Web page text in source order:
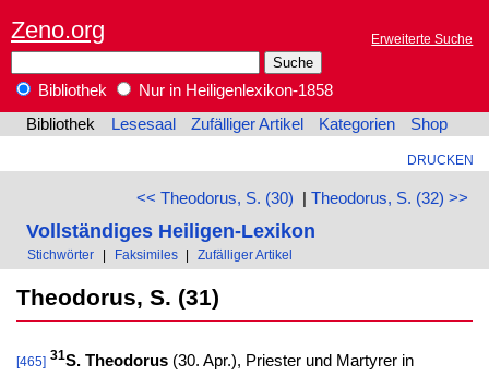
Zeno.org Erweiterte Suche
Bibliothek
Nur in Heiligenlexikon-1858
Bibliothek
Lesesaal Zufälliger Artikel Kategorien Shop
DRUCKEN
<< Theodorus, S. (30) | Theodorus, S. (32) >>
Vollständiges Heiligen-Lexikon
Stichwörter | Faksimiles | Zufälliger Artikel
Theodorus, S. (31)
[465] 31S. Theodorus(30. Apr.), Priester und Martyrer in